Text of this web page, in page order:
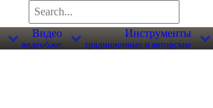
Видео
видеоблог
Инструменты
традиционные и авторские